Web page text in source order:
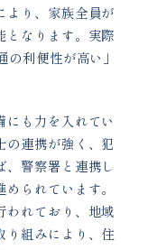
より、家族全員が
となります。実際
利便性が高い」
も力を入れてい
の連携が強く、犯
、警察署と連携し
られています。
われており、地域
り組みにより、住